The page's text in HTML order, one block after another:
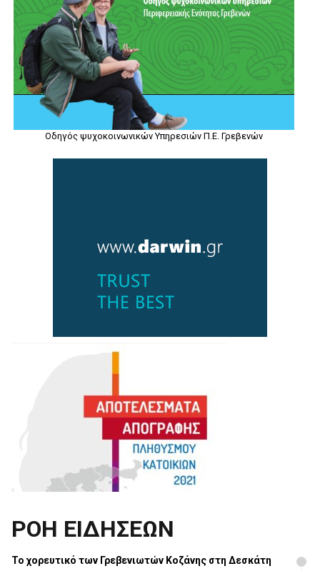
Οδηγός ψυχοκοινωνικών Υπηρεσιών Π.Ε. Γρεβενών
ΡΟΗ ΕΙΔΗΣΕΩΝ
Το χορευτικό των Γρεβενιωτών Κοζάνης στη Δεσκάτη